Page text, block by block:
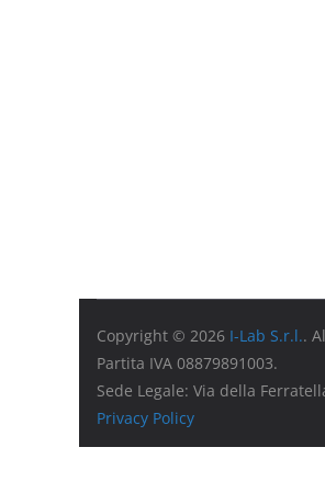
Copyright © 2026 I-Lab S.r.l..
Partita IVA 08879891003.
Sede Legale: Via della
Privacy Policy